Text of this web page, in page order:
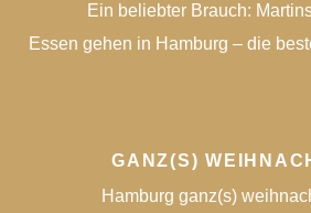
Ein beliebter Brauch:
Essen gehen in Hamburg – die
GANZ(S)
Hamburg ganz(s)